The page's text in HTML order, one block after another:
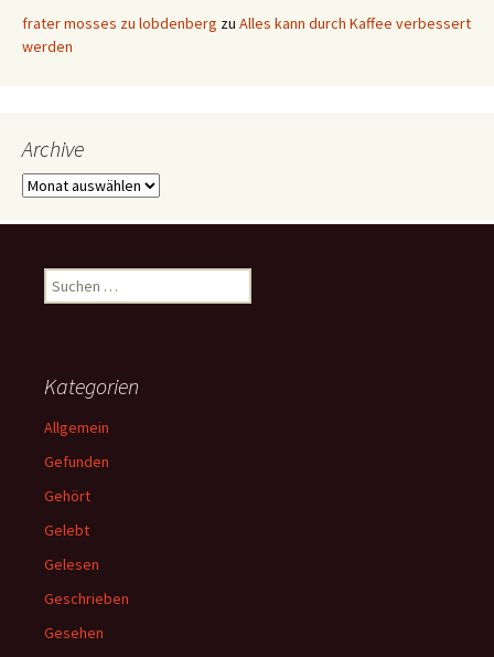
frater mosses zu lobdenberg zu Alles kann durch Kaffee verbessert
werden
Archive
Archive
Suchen
nach:
Kategorien
Allgemein
Gefunden
Gehört
Gelebt
Gelesen
Geschrieben
Gesehen